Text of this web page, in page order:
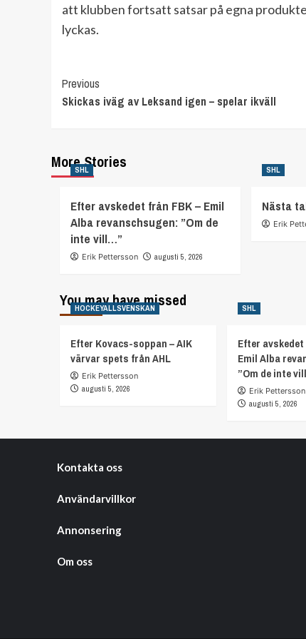
att klubben fortsatt satsar på egna
lyckas.
Continue
Reading
Previous
Skickas iväg av Leksand igen – spelar ikväll
More Stories
SHL
Efter avskedet från FBK – Emil
Alba revanschsugen: ”Om de
inte vill…”
Erik Pettersson augusti 5, 2026
SHL
Nästa
Erik
You may have missed
HOCKEYALLSVENSKAN
Efter Kovacs-soppan – AIK
värvar spets från AHL
Erik Pettersson
augusti 5, 2026
SHL
Efter avskedet
Emil Alba
”Om de inte
Erik Pettersson
augusti 5, 2026
Kontakta oss
Användarvillkor
Annonsering
Om oss